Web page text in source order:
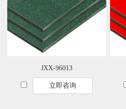
JXX-96013
立即咨询